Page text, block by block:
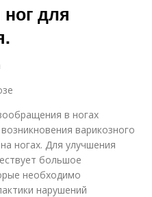
для
в ногах
варикозного
ногах. Для улучшения
большое
необходимо
нарушений